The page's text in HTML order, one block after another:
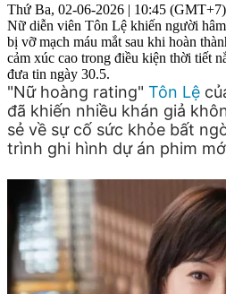
Thứ Ba, 02-06-2026 | 10:45 (GMT+7)
Nữ diễn viên Tôn Lệ khiến người
bị vỡ mạch máu mắt sau khi hoàn
cảm xúc cao trong điều kiện thời tiết
đưa tin ngày 30.5.
"Nữ hoàng rating" Tôn Lệ
đã khiến nhiều khán giả
sẻ về sự cố sức khỏe bất
trình ghi hình dự án phim